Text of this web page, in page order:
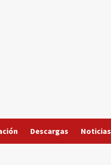
Descargas Noticias